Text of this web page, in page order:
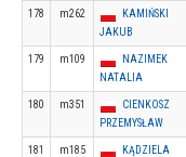
178 m262
KAMIŃSKI
JAKUB
179 m109
NAZIMEK
NATALIA
180 m351
CIENKOSZ
PRZEMYSŁAW
181 m185
KĄDZIELA